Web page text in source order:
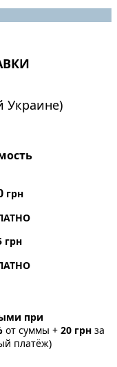
Украине)
грн
грн
при
от суммы + 20 грн за
платёж)